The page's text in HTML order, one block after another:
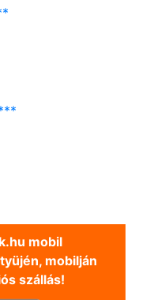
mobil
mobilján
szállás!